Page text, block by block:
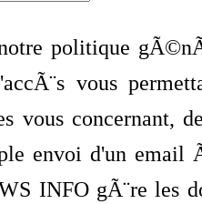
politique
vous
vous concernant,
envoi d'un
INFO gÃ¨re les